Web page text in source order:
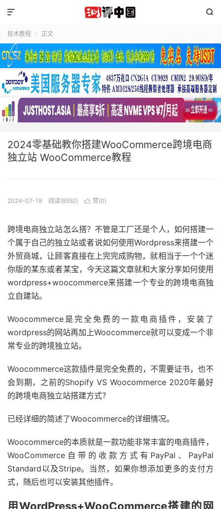


技术教程  正文
2024零基础教你搭建WooCommerce跨境电商
独立站 WooCommerce教程
2024-07-19 阅读(8592)  赞(0)
跨境电商独立站怎么搭？不管是工厂还是个人，如何搭建一
个属于自己的独立站或者说如何使用Wordpress来搭建一个
外贸商城，让顾客直接在上完完成购物，就相当于一个个迷
你版的某东或者某宝，今天这篇文章就和大家分享如何使用
wordpress+woocommerce来搭建一个专业的跨境电商独
立自建站。
Woocommerce是完全免费的一款电商插件，安装了
wordpress的网站再加上Woocommerce就可以变成一个非
常专业的跨境独立站。
Woocommerce这款插件是完全免费的，不需要证书，也不
会到期，之前的Shopify VS Woocommerce 2020年最好
的跨境电商独立站搭建方式？
已经详细的简述了Woocommerce的详细情况。
Woocommerce的本质就是一款功能非常丰富的电商插件，
WooCommerce自带的收款方式有PayPal、PayPal
Standard以及Stripe。当然，如果你想添加更多的支付方
式，随后也可以安装其他插件。
用WordPress+WooCommerce搭建的网